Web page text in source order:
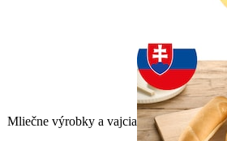
Mliečne výrobky a vajcia